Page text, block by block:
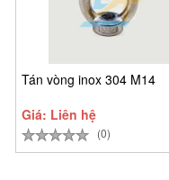
Tán vòng inox 304 M14
Giá: Liên hệ
(0)